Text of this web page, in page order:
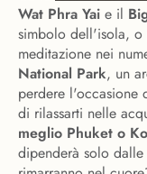
Wat Phra Yai e il
simbolo dell'isola,
meditazione nei
National Park, un
perdere l'occasione
di rilassarti nelle
meglio Phuket o
dipenderà solo